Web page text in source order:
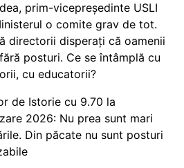
prim-vicepreședinte USLI
o comite grav de tot.
directorii disperați că oamenii
posturi. Ce se întâmplă cu
cu educatorii?
de Istorie cu 9.70 la
2026: Nu prea sunt mari
Din păcate nu sunt posturi